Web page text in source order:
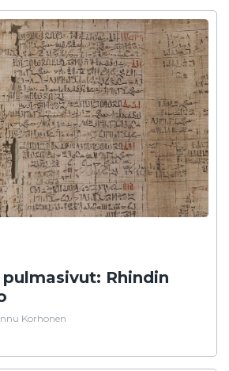
pulmasivut: Rhindin
Korhonen